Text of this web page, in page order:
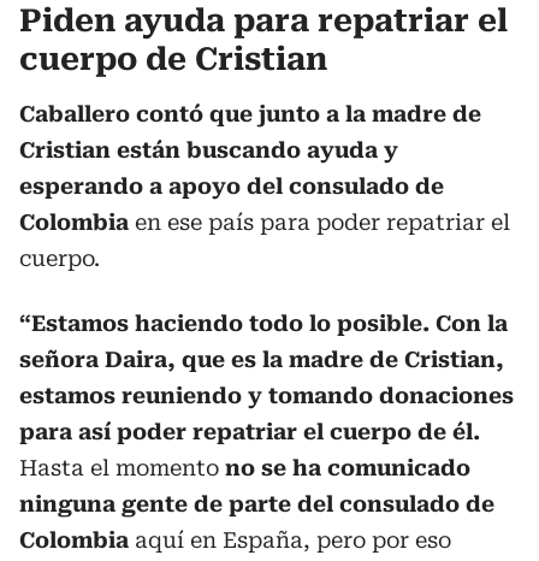
Piden ayuda para repatriar el
cuerpo de Cristian
Caballero contó que junto a la madre de
Cristian están buscando ayuda y
esperando a apoyo del consulado de
Colombia en ese país para poder repatriar el
cuerpo.
“Estamos haciendo todo lo posible. Con la
señora Daira, que es la madre de Cristian,
estamos reuniendo y tomando donaciones
para así poder repatriar el cuerpo de él.
Hasta el momento no se ha comunicado
ninguna gente de parte del consulado de
Colombia aquí en España, pero por eso